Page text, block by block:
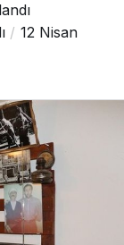
12 Nisan